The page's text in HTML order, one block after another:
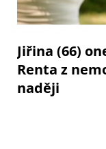
Jiřina (66)
Renta z
naději